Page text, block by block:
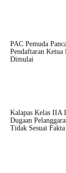
PAC Pemuda
Pendaftaran Ketua
Dimulai
Kalapas Kelas IIA
Dugaan
Tidak Sesuai Fakta